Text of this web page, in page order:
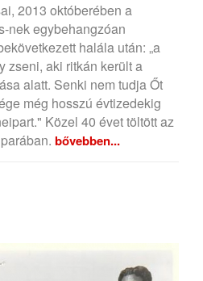
2013 októberében a
nek egybehangzóan
halála után: „a
zseni, aki ritkán került a
alatt. Senki nem tudja Őt
még hosszú évtizedekig
Közel 40 évet töltött az
bővebben...